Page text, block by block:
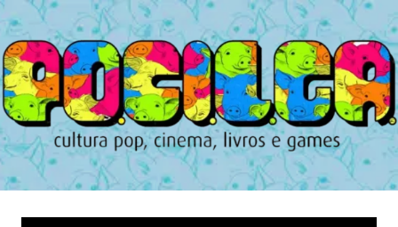
Ir
para
o
conteúdo